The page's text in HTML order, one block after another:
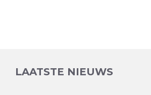
LAATSTE NIEUWS